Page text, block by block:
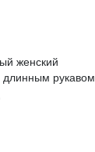
женский
рукавом